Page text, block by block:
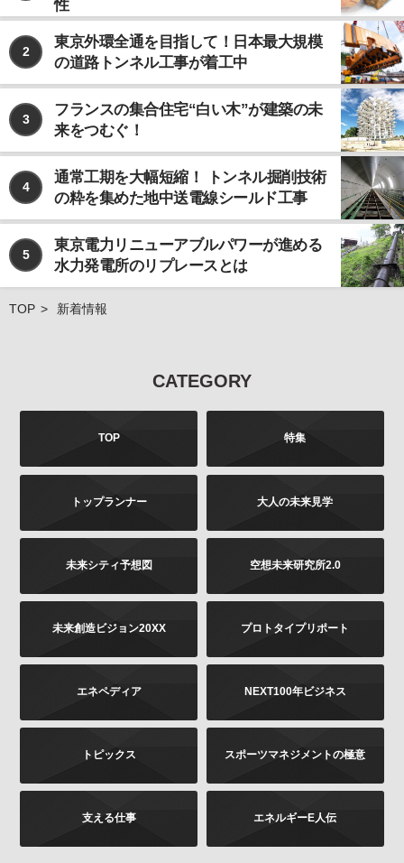
法令に基づく場合
なお、個人情報の取り扱いを第三者に委託する場合で
あっても、お客様の個人情報の安全管理が図れるよ
う、当社は当該委託先に対して、必要かつ適切な監督
を行います。
ご注意
当社が運営するインターネット上のwebサイトには、
外部へのリンクが含まれている場合があります。この
ような外部のwebサイトにおいてのお客様の個人情報
のでご注意ください。 また、当社が発行する雑誌等の
商品において、広告などにより当社以外の第三者が独
自に個人情報を収集する場合がございます。このよう
な場合のお客様の個人情報の取り扱いにつきまして
お問合せについて
定めるところにより、お客様より、その利用目的、開
示、訂正、追加、削除、利用停止、消去、第三者への
は書面に下記の内容をご記載いただき、お客様が本人
トなどのコピー）を同封のうえ、郵送にて下記までお
願いします。お申し出内容の確認後、法令に基づき、
その他当社の個人情報の取扱いに関するお問い合せ、
ます。
お問い合せの内容（確認、訂正、削除など。訂正
の場合は訂正内容もご記載ください）
ご提供いただいた時期、方法など
お客様のご連絡先（ご住所、ご名前）
ご送付先：
株式会社KADOKAWA
性
2
東京外環全通を目指して！日本最大規模
の道路トンネル工事が着工中
3
フランスの集合住宅“白い木”が建築の未
来をつむぐ！
4
通常工期を大幅短縮！ トンネル掘削技術
の粋を集めた地中送電線シールド工事
5
東京電力リニューアブルパワーが進める
水力発電所のリプレースとは
TOP 新着情報
CATEGORY
TOP 特集
トップランナー 大人の未来見学
未来シティ予想図 空想未来研究所2.0
未来創造ビジョン20XX プロトタイプリポート
エネペディア NEXT100年ビジネス
トピックス スポーツマネジメントの極意
支える仕事 エネルギーE人伝